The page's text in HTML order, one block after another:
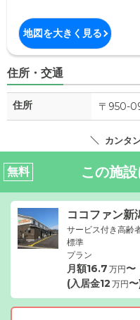
地図を大きく見る
住所・交通
住所 〒950-
カンタ
無料 この施
ココファン新
サービス付き高齢
標準
プラン
月額16.7 万円〜
(入居金12 万円